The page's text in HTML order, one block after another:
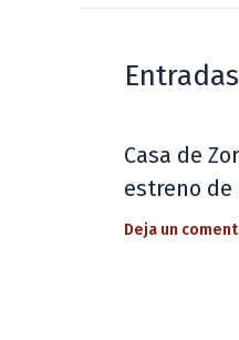
Casa de
estreno de
Deja un